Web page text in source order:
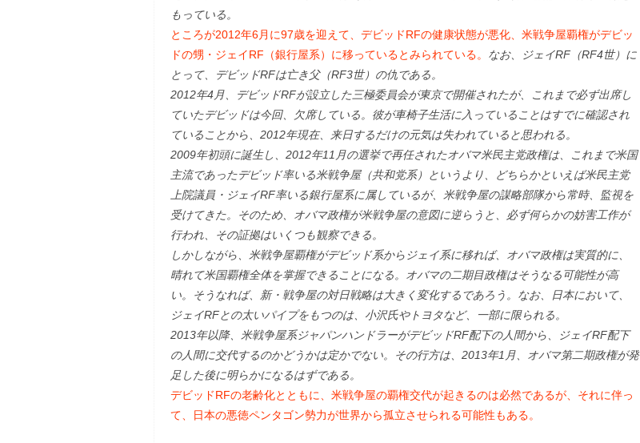
もっている。
ところが2012年6月に97歳を迎えて、デビッドRFの健康状態が悪化、米戦争屋覇権がデビッ
ドの甥・ジェイRF（銀行屋系）に移っているとみられている。 なお、ジェイRF（RF4世）に
とって、デビッドRFは亡き父（RF3世）の仇である。
2012年4月、デビッドRFが設立した三極委員会が東京で開催されたが、これまで必ず出席し
ていたデビッドは今回、欠席している。彼が車椅子生活に入っていることはすでに確認され
ていることから、2012年現在、来日するだけの元気は失われていると思われる。
2009年初頭に誕生し、2012年11月の選挙で再任されたオバマ米民主党政権は、これまで米国
主流であったデビッド率いる米戦争屋（共和党系）というより、どちらかといえば米民主党
上院議員・ジェイRF率いる銀行屋系に属しているが、米戦争屋の謀略部隊から常時、監視を
受けてきた。そのため、オバマ政権が米戦争屋の意図に逆らうと、必ず何らかの妨害工作が
行われ、その証拠はいくつも観察できる。
しかしながら、米戦争屋覇権がデビッド系からジェイ系に移れば、オバマ政権は実質的に、
晴れて米国覇権全体を掌握できることになる。オバマの二期目政権はそうなる可能性が高
い。そうなれば、新・戦争屋の対日戦略は大きく変化するであろう。なお、日本において、
ジェイRFとの太いパイプをもつのは、小沢氏やトヨタなど、一部に限られる。
2013年以降、米戦争屋系ジャパンハンドラーがデビッドRF配下の人間から、ジェイRF配下
の人間に交代するのかどうかは定かでない。その行方は、2013年1月、オバマ第二期政権が発
足した後に明らかになるはずである。
デビッドRFの老齢化とともに、米戦争屋の覇権交代が起きるのは必然であるが、それに伴っ
て、日本の悪徳ペンタゴン勢力が世界から孤立させられる可能性もある。